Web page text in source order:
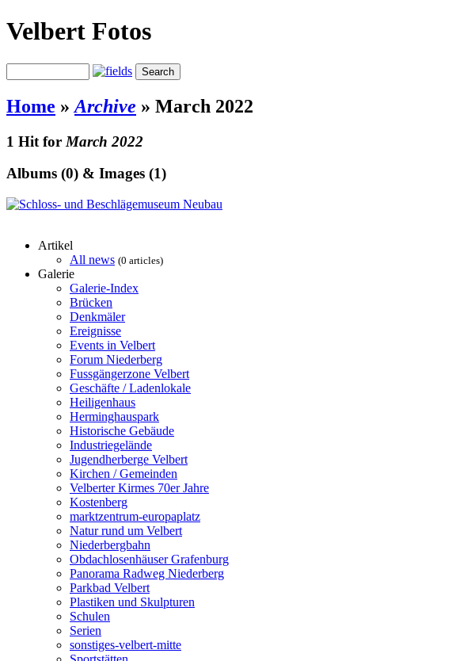
Velbert Fotos
Home » Archive » March 2022
1 Hit for March 2022
Albums (0) & Images (1)
Artikel
All news (0 articles)
Galerie
Galerie-Index
Brücken
Denkmäler
Ereignisse
Events in Velbert
Forum Niederberg
Fussgängerzone Velbert
Geschäfte / Ladenlokale
Heiligenhaus
Herminghauspark
Historische Gebäude
Industriegelände
Jugendherberge Velbert
Kirchen / Gemeinden
Velberter Kirmes 70er Jahre
Kostenberg
marktzentrum-europaplatz
Natur rund um Velbert
Niederbergbahn
Obdachlosenhäuser Grafenburg
Panorama Radweg Niederberg
Parkbad Velbert
Plastiken und Skulpturen
Schulen
Serien
sonstiges-velbert-mitte